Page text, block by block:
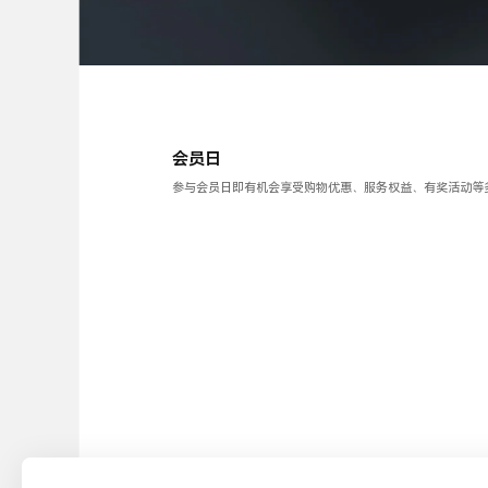
会员日
参与会员日即有机会享受购物优惠、服务权益、有奖活动等